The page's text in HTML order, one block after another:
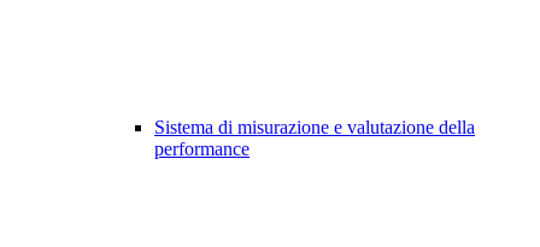
Sistema di misurazione e valutazione della
performance